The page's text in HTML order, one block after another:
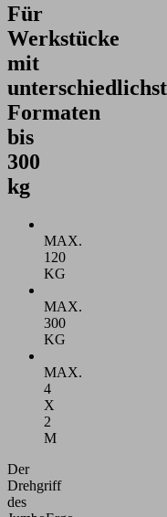
Für
Werkstücke
mit
Formaten
bis
300
kg
MAX.
120
KG
MAX.
300
KG
MAX.
4
X
2
M
Der
Drehgriff
des